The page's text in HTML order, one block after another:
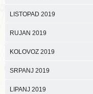
LISTOPAD 2019
RUJAN 2019
KOLOVOZ 2019
SRPANJ 2019
LIPANJ 2019